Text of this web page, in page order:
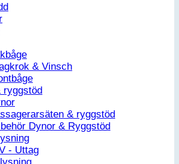
& Vinsch
ryggstöd
& ryggstöd
Dynor & Ryggstöd
- Uttag